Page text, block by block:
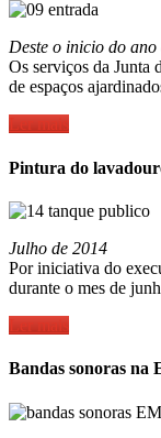
Deste o inicio do ano
Os serviços da Junta
de espaços
Ler mais
Pintura do
Julho de 2014
Por iniciativa do
durante o mes de
Ler mais
Bandas sonoras na